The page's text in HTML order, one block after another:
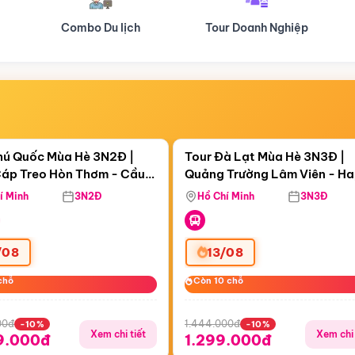
Tour Doanh Nghiệp Du lịch Hành Hương
04:09:27
Treo Hòn Thơm
Quốc Mùa Hè 3N2Đ |
Treo Hòn Thơm - Cầu
Viên Nước Aquatopia
Minh 3N2Đ
-10%
Xem chi tiết
Còn05 ngày 04:09:27
Tour Đà Lạt Mùa Hè 3N3Đ |
Quảng Trường Lâm Viên -
Hill - Puppy Farm
Hồ Chí Minh 3N3Đ
13/08
Còn 10 chỗ
Còn 10 chỗ
1.444.000đ -10%
1.299.000đ Xem